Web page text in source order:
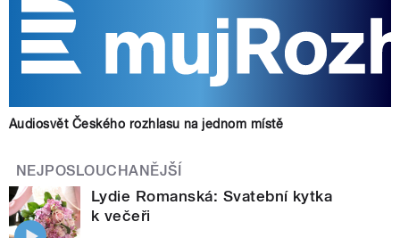
Audiosvět Českého rozhlasu na jednom místě
NEJPOSLOUCHANĚJŠÍ
Lydie Romanská: Svatební kytka
k večeři